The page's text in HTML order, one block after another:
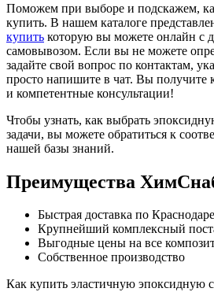
Поможем при выборе и подскажем,
купить. В нашем каталоге
купить которую вы можете онлайн с
самовывозом. Если вы не можете
задайте свой вопрос по контактам,
просто напишите в чат. Вы получите
и компетентные консультации!
Чтобы узнать, как выбрать
задачи, вы можете обратиться к
нашей базы знаний.
Преимущества
Быстрая доставка по Краснодаре
Крупнейший комплексный
Выгодные цены на все
Собственное производство
Как купить эластичную эпоксидную